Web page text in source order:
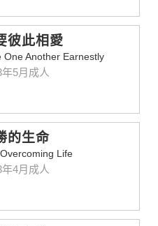
彼此相愛
One Another Earnestly
年5月成人
的生命
Life
年4月成人